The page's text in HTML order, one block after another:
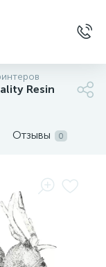
Resin
Отзывы 0